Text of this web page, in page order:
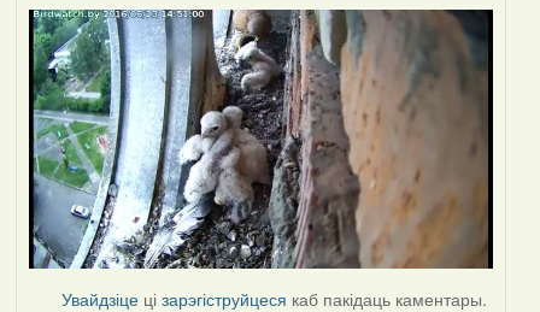
Увайдзіце цізарэгіструйцеся каб пакідаць каментары.